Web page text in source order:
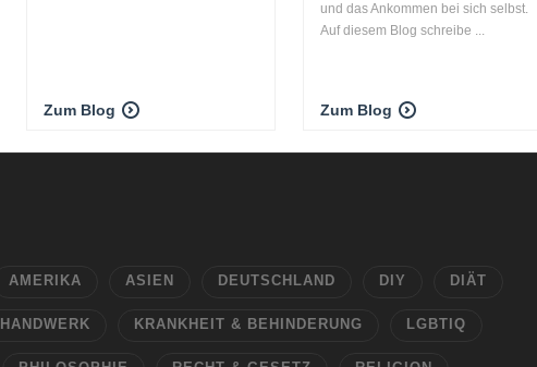
Zum Blog
und das Ankommen bei sich selbst.
Auf diesem Blog schreibe ...
Zum Blog
AMERIKA ASIEN DEUTSCHLAND DIY DIÄT
HANDWERK KRANKHEIT & BEHINDERUNG LGBTIQ